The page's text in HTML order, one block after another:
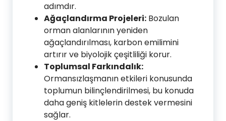
adımdır.
Ağaçlandırma Projeleri: Bozulan
orman alanlarının yeniden
ağaçlandırılması, karbon emilimini
artırır ve biyolojik çeşitliliği korur.
Toplumsal Farkındalık:
Ormansızlaşmanın etkileri konusunda
toplumun bilinçlendirilmesi, bu konuda
daha geniş kitlelerin destek vermesini
sağlar.